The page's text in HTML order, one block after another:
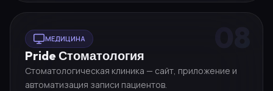
МЕДИЦИНА
Pride Стоматология
Стоматологическая клиника — сайт, приложение и
автоматизация записи пациентов.